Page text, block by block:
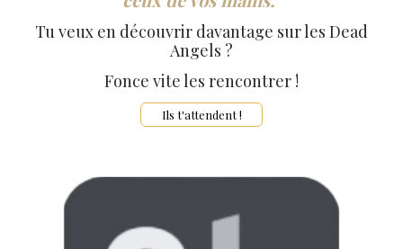
Tu veux en découvrir davantage sur les Dead
Angels ?
Fonce vite les rencontrer !
Ils t'attendent !